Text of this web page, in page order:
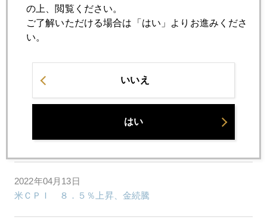
2022年04月18日
イースター明け、いきなり内外で金急騰
ロシア軍、日本海で弾道ミサイル訓練発射
円安１２６円、海外金１９７０ドル台
2022年04月13日
米ＣＰＩ ８．５％上昇、金続騰
の上、閲覧ください。
ご了解いただける場合は「はい」よりお進みくださ
い。
いいえ
はい